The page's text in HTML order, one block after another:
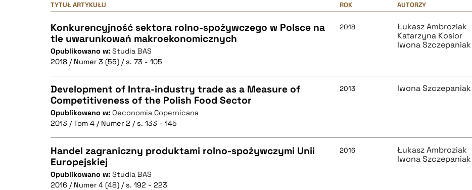
TYTUŁ ARTYKUŁU ROK AUTORZY
Konkurencyjność sektora rolno-spożywczego w Polsce na
tle uwarunkowań makroekonomicznych
Opublikowano w: Studia BAS
2018 / Numer 3 (55) / s. 73 - 105
2018
Łukasz Ambroziak
Katarzyna Kosior
Iwona Szczepaniak
CZYSTY TEKST
BIBTEX
Development of Intra-industry trade as a Measure of
Competitiveness of the Polish Food Sector
Opublikowano w: Oeconomia Copernicana
2013 / Tom 4 / Numer 2 / s. 133 - 145
2013 Iwona Szczepaniak
CZYSTY TEKST
Handel zagraniczny produktami rolno-spożywczymi Unii
Europejskiej
Opublikowano w: Studia BAS
2016 / Numer 4 (48) / s. 192 - 223
2016
Łukasz Ambroziak
Iwona Szczepaniak